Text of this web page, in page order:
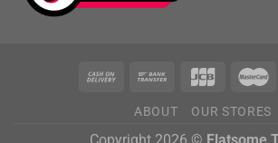
ABOUT OUR STORES